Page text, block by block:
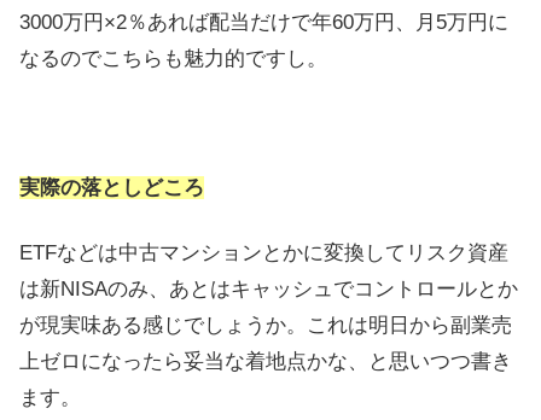
3000万円×2％あれば配当だけで年60万円、月5万円に
なるのでこちらも魅力的ですし。
実際の落としどころ
ETFなどは中古マンションとかに変換してリスク資産
は新NISAのみ、あとはキャッシュでコントロールとか
が現実味ある感じでしょうか。これは明日から副業売
上ゼロになったら妥当な着地点かな、と思いつつ書き
ます。